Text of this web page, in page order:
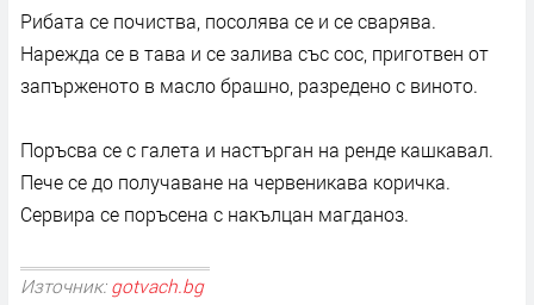
Рибата се почиства, посолява се и се сварява.
Нарежда се в тава и се залива със сос, приготвен от
запърженото в масло брашно, разредено с виното.
Поръсва се с галета и настърган на ренде кашкавал.
Пече се до получаване на червеникава коричка.
Сервира се поръсена с накълцан магданоз.
Източник: gotvach.bg